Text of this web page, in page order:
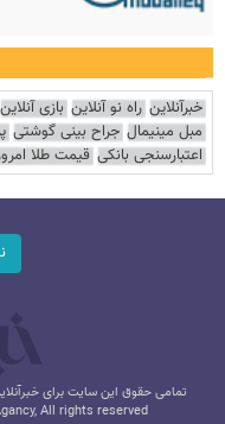
خبرآنلاین راه نو آنلاین بازی آنلاین
مبل مینیمال جراح بینی گوشتی
اعتبارسنجی بانکی قیمت طلا
تمامی حقوق این سایت برای
All rights reserved